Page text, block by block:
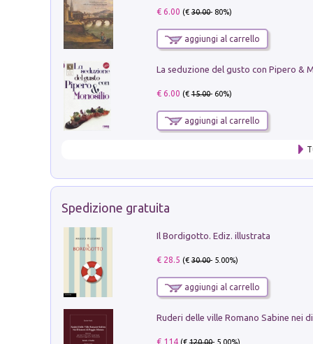
€ 6.00 (€30.00- 80%)
aggiungi al carrello
€ 6.00 (€15.00- 60%)
aggiungi al carrello
Spedizione gratuita
Il Bordigotto. Ediz. illustrata
€ 28.5 (€30.00- 5.00%)
aggiungi al carrello
€ 114(€120.00- 5.00%)